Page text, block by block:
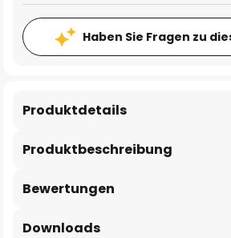
Haben Sie Fragen zu
Produktbeschreibung
Produktdetails
Bewertungen
Downloads